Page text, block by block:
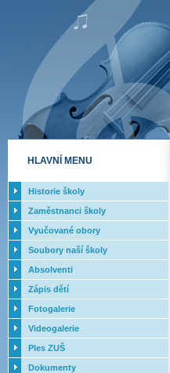
HLAVNÍ MENU
Historie školy
Zaměstnanci školy
Vyučované obory
Soubory naší školy
Absolventi
Zápis dětí
Fotogalerie
Videogalerie
Ples ZUŠ
Dokumenty